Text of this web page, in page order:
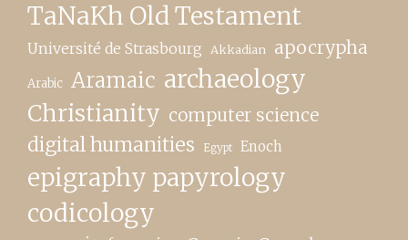
TaNaKh Old Testament
Université de Strasbourg Akkadian apocrypha
Arabic Aramaic archaeology
Christianity computer science
digital humanities Egypt Enoch
epigraphy papyrology
codicology